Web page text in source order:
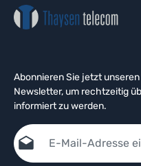
Abonnieren Sie jetzt
Newsletter, um rechtzeitig
informiert zu werden.
E-Mail-Adresse*